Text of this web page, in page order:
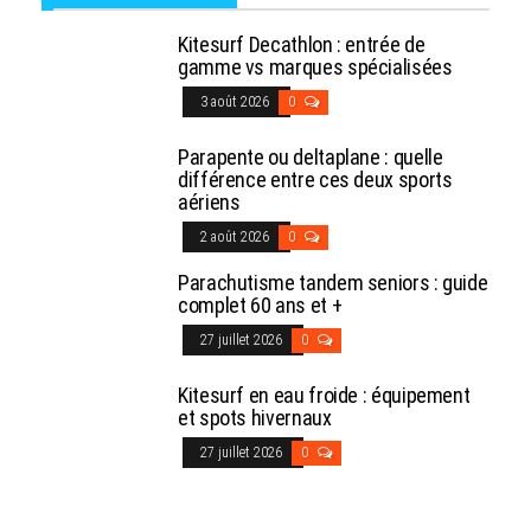
Kitesurf Decathlon : entrée de
gamme vs marques spécialisées
3 août 2026 0
Parapente ou deltaplane : quelle
différence entre ces deux sports
aériens
2 août 2026 0
Parachutisme tandem seniors : guide
complet 60 ans et +
27 juillet 2026 0
Kitesurf en eau froide : équipement
et spots hivernaux
27 juillet 2026 0